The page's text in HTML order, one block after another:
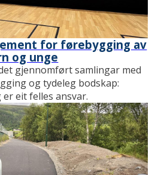
for førebygging av
og unge
gjennomført samlingar med
og tydeleg bodskap:
eit felles ansvar.